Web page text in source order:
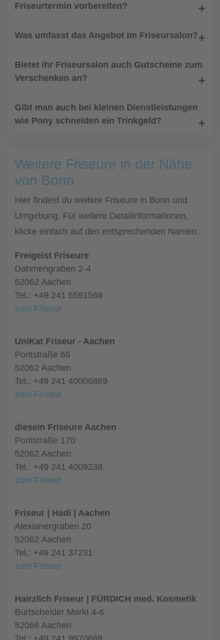
Friseurtermin vorbereiten?
Was umfasst das Angebot im Friseursalon?
Bietet Ihr Friseursalon auch Gutscheine zum
Verschenken an?
Gibt man auch bei kleinen Dienstleistungen
wie Pony schneiden ein Trinkgeld?
Weitere Friseure in der Nähe
von Bonn
Hier findest du weitere Friseure in Bonn und
Umgebung. Für weitere Detailinformationen,
klicke einfach auf den entsprechenden Namen.
Freigeist Friseure
Dahmengraben 2-4
52062 Aachen
Tel.: +49 241 5591568
zum Friseur
UniKat Friseur - Aachen
Pontstraße 66
52062 Aachen
Tel.: +49 241 40006869
zum Friseur
diesein Friseure Aachen
Pontstraße 170
52062 Aachen
Tel.: +49 241 4009238
zum Friseur
Friseur | Hadi | Aachen
Alexianergraben 20
52062 Aachen
Tel.: +49 241 37231
zum Friseur
Hairzlich Friseur | FÜRDICH med. Kosmetik
Burtscheider Markt 4-6
52066 Aachen